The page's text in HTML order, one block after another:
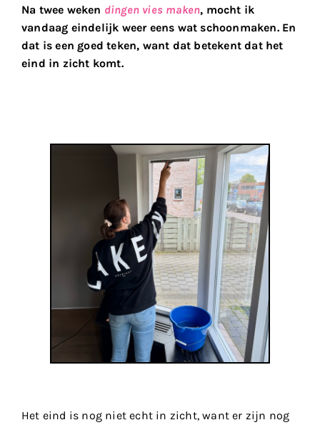
Na twee weken dingen vies maken, mocht ik
vandaag eindelijk weer eens wat schoonmaken. En
dat is een goed teken, want dat betekent dat het
eind in zicht komt.
Het eind is nog niet echt in zicht, want er zijn nog